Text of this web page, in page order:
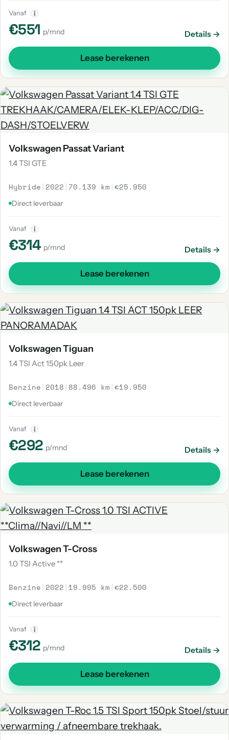
Vanaf i
€551 p/mnd Details →
Lease berekenen
Volkswagen Passat Variant
1.4 TSI GTE
Hybride | 2022 | 70.139 km |€25.950
Direct leverbaar
Vanaf i
€314 p/mnd Details →
Lease berekenen
Volkswagen Tiguan
1.4 TSI Act 150pk Leer
Benzine | 2018 | 88.496 km |€19.950
Direct leverbaar
Vanaf i
€292 p/mnd Details →
Lease berekenen
Volkswagen T-Cross
1.0 TSI Active **
Benzine | 2022 | 19.995 km |€22.500
Direct leverbaar
Vanaf i
€312 p/mnd Details →
Lease berekenen